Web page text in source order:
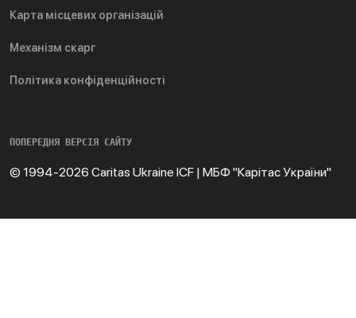
Карта місцевих організацій
Механізм скарг
Політика конфіденційності
ПОПЕРЕДНЯ ВЕРСІЯ САЙТУ
© 1994-2026 Caritas Ukraine ICF | МБФ "Карітас України"